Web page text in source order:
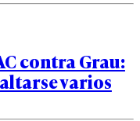
contra Grau:
varios